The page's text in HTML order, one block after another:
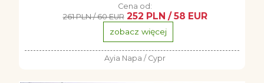
Cena od:
261 PLN / 60 EUR 252 PLN / 58 EUR
zobacz więcej
Ayia Napa / Cypr